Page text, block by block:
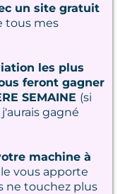
un site gratuit
tous mes
les plus
feront gagner
SEMAINE (si
gagné
machine à
vous apporte
ne touchez plus